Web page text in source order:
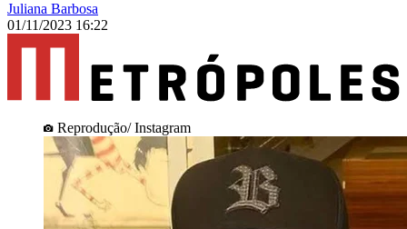
Juliana Barbosa
01/11/2023 16:22
Reprodução/ Instagram